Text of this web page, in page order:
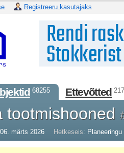
Registreeru kasutajaks
68255 Ettevõtted
tootmishooned
06. märts 2026 Hetkeseis: